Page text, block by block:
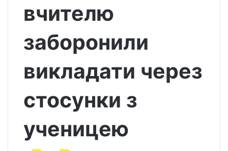
вчителю
заборонили
викладати через
стосунки з
ученицею